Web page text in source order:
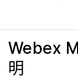
Webex
明